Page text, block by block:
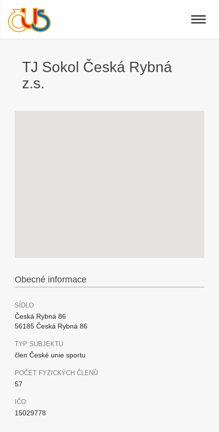
Toggle
TJ Sokol Česká Rybná
z.s.
Obecné informace
SÍDLO
Česká Rybná 86
56185 Česká Rybná 86
TYP SUBJEKTU
člen České unie sportu
POČET FYZICKÝCH ČLENŮ
57
IČO
15029778